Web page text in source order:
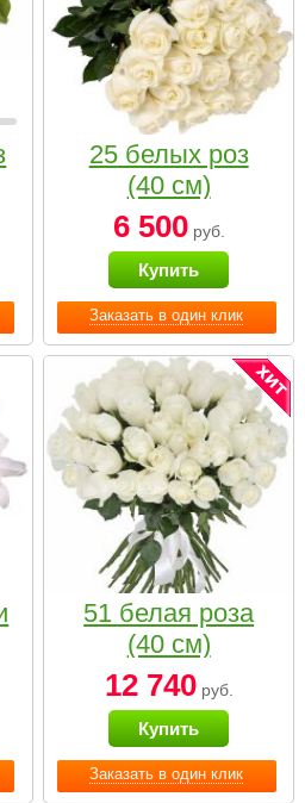
Заказать в один клик
25 белых роз
(40 см)
6 500руб.
Купить
Заказать в один клик
51 белая роза
(40 см)
12 740руб.
Купить